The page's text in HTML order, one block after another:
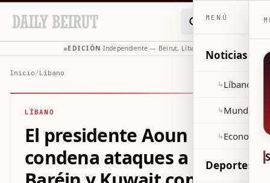
◆EDICIÓN ·Independiente — Beirut, Líbano
Inicio/Líbano
LÍBANO
El presidente Aoun
condena ataques a
MENÚ
Noticias
↳Líbano
↳Mundo
↳Economía
Deportes